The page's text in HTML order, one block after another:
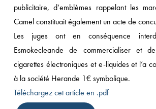
publicitaire, d’emblèmes rappelant les
Camel constituait également un acte de
Les juges ont en conséquence
Esmokecleande de commercialiser et
cigarettes électroniques et e-liquides et l’a
à la société Herande 1€ symbolique.
Téléchargez cet article en .pdf